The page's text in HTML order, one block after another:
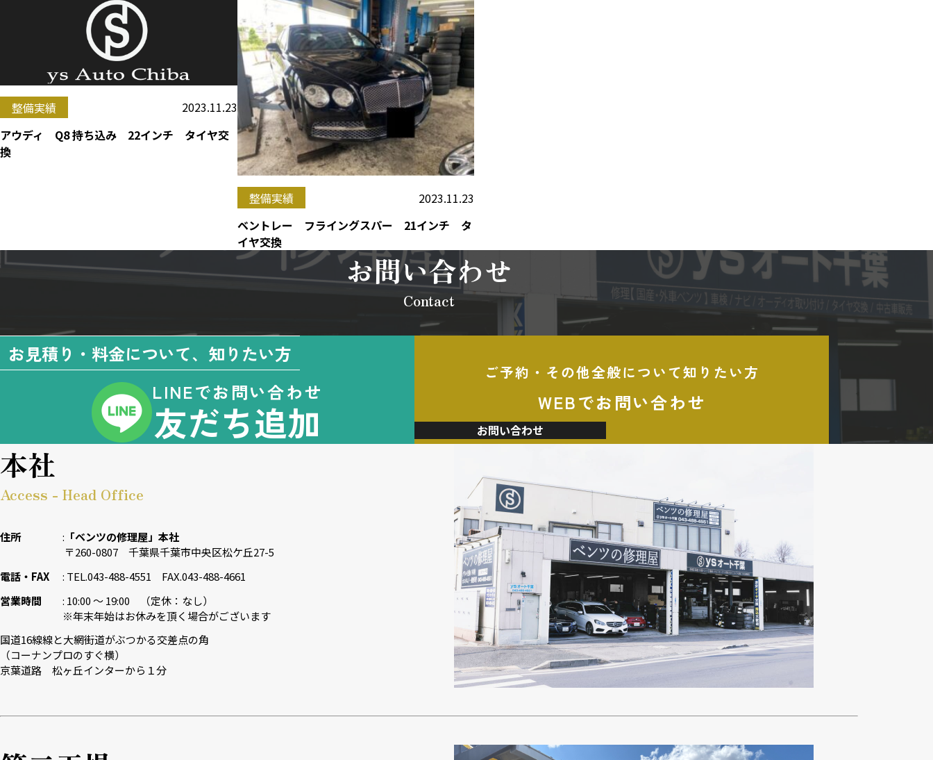
整備実績
2023.11.23
アウディ Q8 持ち込み 22インチ タイヤ交
換
整備実績
2023.11.23
ベントレー フライングスパー 21インチ タ
イヤ交換
お問い合わせ
Contact
お見積り・料金について、知りたい方
LINEでお問い合わせ
友だち追加
ご予約・その他全般について知りたい方
WEBでお問い合わせ
お問い合わせ
本社
Access - Head Office
住所
「ベンツの修理屋」本社
〒260-0807 千葉県千葉市中央区松ケ丘27-5
電話・FAX
TEL.043-488-4551 FAX.043-488-4661
営業時間
10:00 〜 19:00 （定休：なし）
※年末年始はお休みを頂く場合がございます
国道16線線と大網街道がぶつかる交差点の角
（コーナンプロのすぐ横）
京葉道路 松ヶ丘インターから１分